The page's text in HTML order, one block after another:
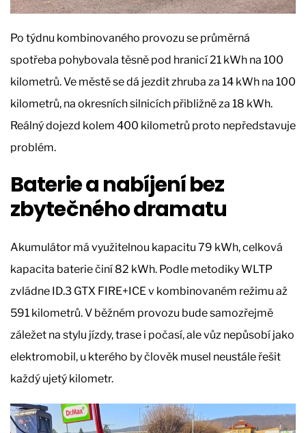
Po týdnu kombinovaného provozu se průměrná
spotřeba pohybovala těsně pod hranicí 21 kWh na 100
kilometrů. Ve městě se dá jezdit zhruba za 14 kWh na 100
kilometrů, na okresních silnicích přibližně za 18 kWh.
Reálný dojezd kolem 400 kilometrů proto nepředstavuje
problém.
Baterie a nabíjení bez
zbytečného dramatu
Akumulátor má využitelnou kapacitu 79 kWh, celková
kapacita baterie činí 82 kWh. Podle metodiky WLTP
zvládne ID.3 GTX FIRE+ICE v kombinovaném režimu až
591 kilometrů. V běžném provozu bude samozřejmě
záležet na stylu jízdy, trase i počasí, ale vůz nepůsobí jako
elektromobil, u kterého by člověk musel neustále řešit
každý ujetý kilometr.